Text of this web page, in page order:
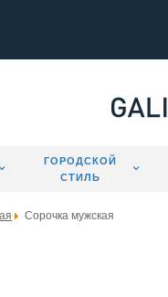
ГОРОДСКОЙ
СТИЛЬ
Сорочка мужская